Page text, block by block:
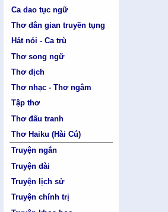
Ca dao tục ngữ
Thơ dân gian truyền tụng
Hát nói - Ca trù
Thơ song ngữ
Thơ dịch
Thơ nhạc - Thơ ngâm
Tập thơ
Thơ đấu tranh
Thơ Haiku (Hài Cú)
Truyện ngắn
Truyện dài
Truyện lịch sử
Truyện chính trị